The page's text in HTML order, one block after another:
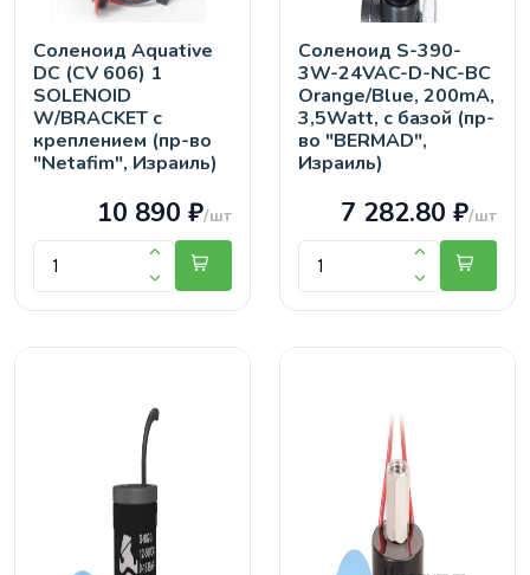
Соленоид Aquative
DC (CV 606) 1
SOLENOID
W/BRACKET с
креплением (пр-во
"Netafim", Израиль)
10 890 ₽/шт
Соленоид S-390-
3W-24VAC-D-NC-BC
Orange/Blue, 200mA,
3,5Watt, с базой (пр-
во "BERMAD",
Израиль)
7 282.80 ₽/шт